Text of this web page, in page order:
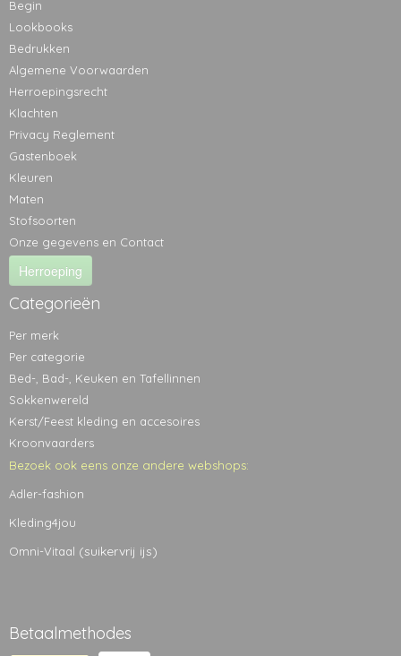
Begin
Lookbooks
Bedrukken
Algemene Voorwaarden
Herroepingsrecht
Klachten
Privacy Reglement
Gastenboek
Kleuren
Maten
Stofsoorten
Onze gegevens en Contact
Herroeping
Categorieën
Per merk
Per categorie
Bed-, Bad-, Keuken en Tafellinnen
Sokkenwereld
Kerst/Feest kleding en accesoires
Kroonvaarders
Bezoek ook eens onze andere webshops:
Adler-fashion
Kleding4jou
Omni-Vitaal (suikervrij ijs)
Betaalmethodes